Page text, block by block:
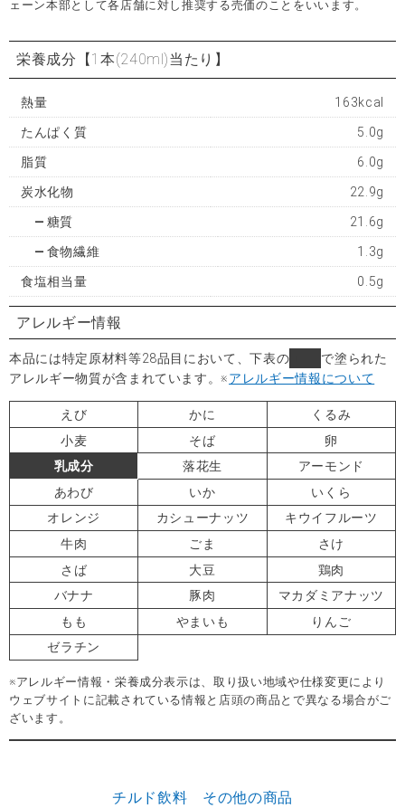
ェーン本部として各店舗に対し推奨する売価のことをいいます。
栄養成分 【1本(240ml)当たり】
熱量 163kcal
たんぱく質 5.0g
脂質 6.0g
炭水化物 22.9g
糖質 21.6g
食物繊維 1.3g
食塩相当量 0.5g
アレルギー情報
本品には特定原材料等28品目において、下表の
で塗られた
アレルギー物質が含まれています。※アレルギー情報について
えび かに
くるみ
小麦
そば
卵
乳成分
落花生
アーモンド
あわび
いか
いくら
オレンジ
カシューナッツ
キウイフルーツ
牛肉
ごま
さけ
さば
大豆
鶏肉
バナナ
豚肉
マカダミアナッツ
もも
やまいも
りんご
ゼラチン
※アレルギー情報・栄養成分表示は、取り扱い地域や仕様変更により
ウェブサイトに記載されている情報と店頭の商品とで異なる場合がご
ざいます。
チルド飲料 その他の商品